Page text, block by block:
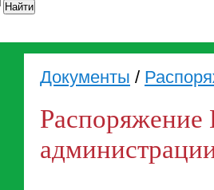
Найти
Документы /
Распоряжение